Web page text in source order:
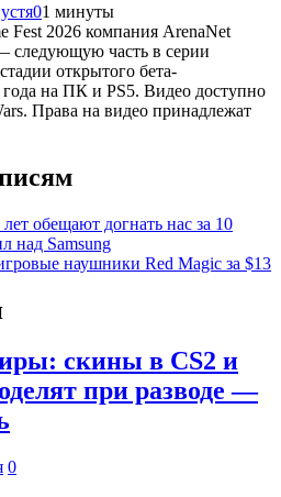
01 минуты
Fest 2026 компания ArenaNet
следующую часть в серии
открытого бета-
на ПК и PS5. Видео доступно
Права на видео принадлежат
обещают догнать нас за 10
над Samsung
наушники Red Magic за $13
скины в CS2 и
при разводе —
0